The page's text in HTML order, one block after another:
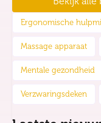
Ergonomische
Massage apparaat
Mentale gezondheid
Verzwaringsdeken